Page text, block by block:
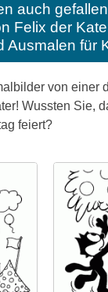
auch gefallen
Felix der
Ausmalen für
von einer
Wussten Sie,
feiert?